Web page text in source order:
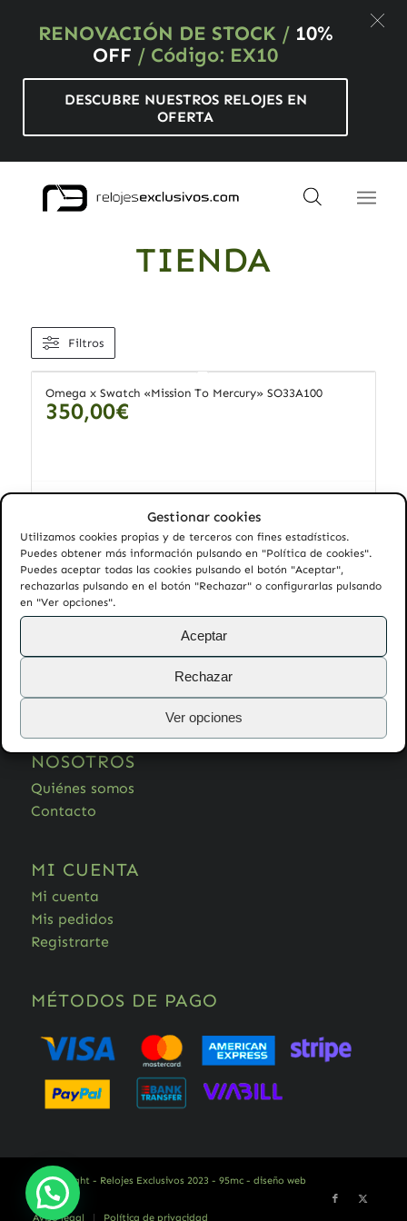
RENOVACIÓN DE STOCK/ 10%
OFF / Código: EX10
DESCUBRE NUESTROS RELOJES EN
OFERTA
Gestionar cookies
Utilizamos cookies propias y de terceros con fines estadísticos.
Puedes obtener más información pulsando en "Política de cookies".
Puedes aceptar todas las cookies pulsando el botón "Aceptar",
rechazarlas pulsando en el botón "Rechazar" o configurarlas pulsando
en "Ver opciones".
Aceptar
Rechazar
Ver opciones
TIENDA
Filtros
Omega x Swatch «Mission To Mercury» SO33A100
350,00€
Preguntas frecuentes
Devoluciones
NOSOTROS
Quiénes somos
Contacto
MI CUENTA
Mi cuenta
Mis pedidos
Registrarte
MÉTODOS DE PAGO
© Copyright - Relojes Exclusivos 2023 - 95mc - diseño web
Aviso legal Política de privacidad